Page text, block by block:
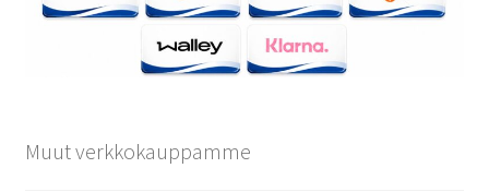
Muut verkkokauppamme